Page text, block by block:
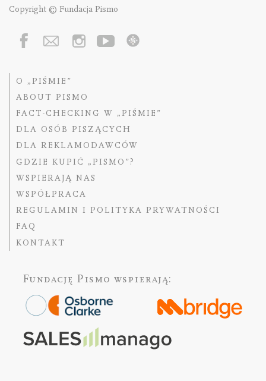
Copyright © Fundacja Pismo
O „PIŚMIE”
ABOUT PISMO
FACT-CHECKING W „PIŚMIE”
DLA OSÓB PISZĄCYCH
DLA REKLAMODAWCÓW
GDZIE KUPIĆ „PISMO”?
WSPIERAJĄ NAS
WSPÓŁPRACA
REGULAMIN I POLITYKA PRYWATNOŚCI
FAQ
KONTAKT
Fundację Pismo wspierają: